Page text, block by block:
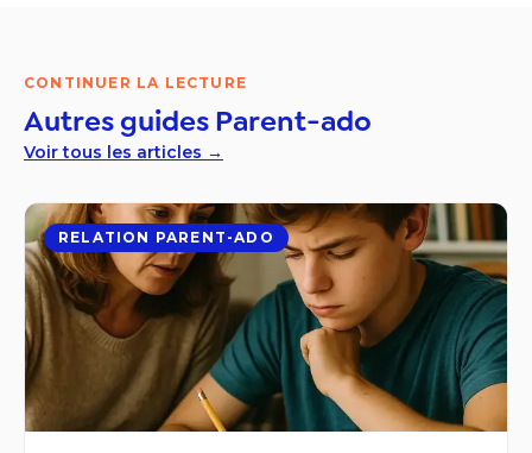
CONTINUER LA LECTURE
Autres guidesParent-ado
Voir tous les articles →
RELATION PARENT-ADO